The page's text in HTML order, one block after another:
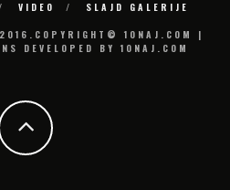
VIDEO
SLAJD GALERIJE
10NAJ.COM |
DEVELOPED BY 10NAJ.COM